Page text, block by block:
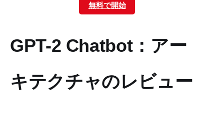
無料で開始
GPT-2 Chatbot：アー
キテクチャのレビュー